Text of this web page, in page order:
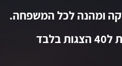
ומהנה לכל המשפחה.
בלבד